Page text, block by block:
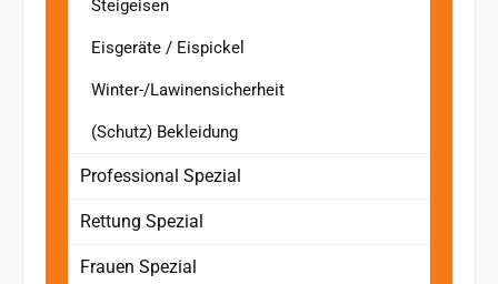
Steigeisen
Eisgeräte / Eispickel
Winter-/Lawinensicherheit
(Schutz) Bekleidung
Professional Spezial
Rettung Spezial
Frauen Spezial